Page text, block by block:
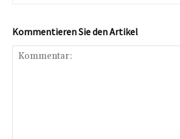
Kommentieren Sie den Artikel